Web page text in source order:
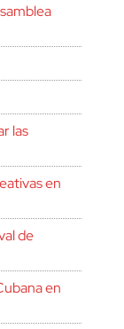
las
en
de
en